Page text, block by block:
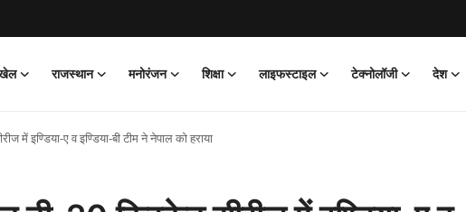
राजस्थान मनोरंजन शिक्षा लाइफस्टाइल टेक्नोलॉजी देश
में इण्डिया-ए व इण्डिया-बी टीम ने नेपाल को हराया